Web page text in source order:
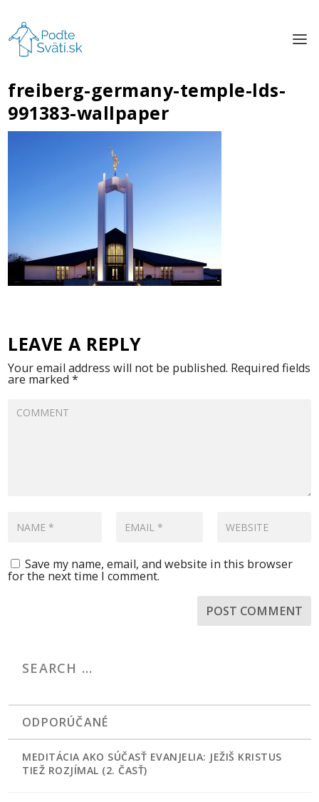
freiberg-germany-temple-lds-
991383-wallpaper
LEAVE A REPLY
Your email address will not be published. Required fields
are marked*
Save my name, email, and website in this browser
for the next time I comment.
ODPORÚČANÉ
MEDITÁCIA AKO SÚČASŤ EVANJELIA: JEŽIŠ KRISTUS
TIEŽ ROZJÍMAL (2. ČASŤ)